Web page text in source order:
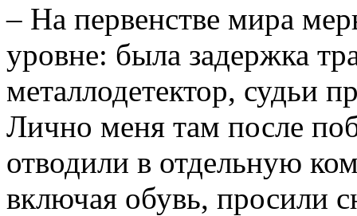
– На первенстве мира
уровне: была задержка
металлодетектор, судьи
Лично меня там после
отводили в отдельную
включая обувь, просили